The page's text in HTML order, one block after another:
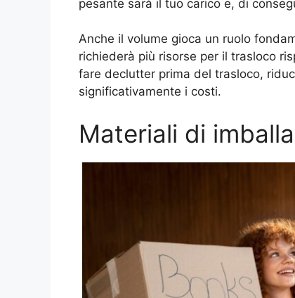
pesante sarà il tuo carico e, di
Anche il volume gioca un ruolo
richiederà più risorse per il trasloco
fare declutter prima del trasloco,
significativamente i costi.
Materiali di